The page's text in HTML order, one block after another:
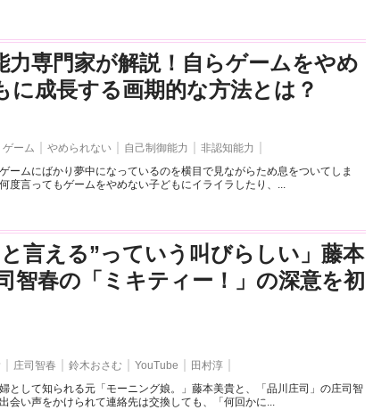
力専門家が解説！自らゲームをやめ
に成長する画期的な方法とは？
ゲーム やめられない 自己制御能力
非認知能力
ームにばかり夢中になっているのを横目で見ながらため息をついてしま
度言ってもゲームをやめない子どもにイライラしたり、...
と言える”っていう叫びらしい」藤本
智春の「ミキティー！」の深意を初
庄司智春 鈴木おさむ YouTube
田村淳
として知られる元「モーニング娘。」藤本美貴と、「品川庄司」の庄司智
会い声をかけられて連絡先は交換しても、「何回かに...